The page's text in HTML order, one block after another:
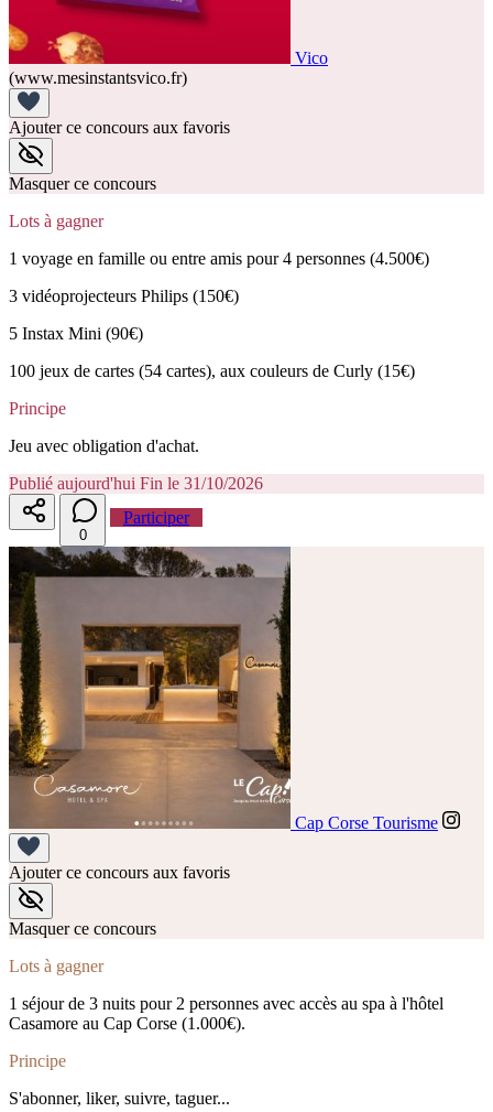
Vico
(www.mesinstantsvico.fr)
Ajouter ce concours aux favoris
Masquer ce concours
Lots à gagner
1 voyage en famille ou entre amis pour 4 personnes (4.500€)
3 vidéoprojecteurs Philips (150€)
5 Instax Mini (90€)
100 jeux de cartes (54 cartes), aux couleurs de Curly (15€)
Principe
Jeu avec obligation d'achat.
Publié aujourd'hui Fin le 31/10/2026
0
Participer
Cap Corse Tourisme
Ajouter ce concours aux favoris
Masquer ce concours
Lots à gagner
1 séjour de 3 nuits pour 2 personnes avec accès au spa à l'hôtel
Casamore au Cap Corse (1.000€).
Principe
S'abonner, liker, suivre, taguer...